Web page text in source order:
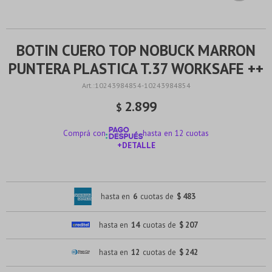
BOTIN CUERO TOP NOBUCK MARRON
PUNTERA PLASTICA T.37 WORKSAFE ++
10243984854-10243984854
$ 2.899
Comprá con
hasta en 12 cuotas
+DETALLE
hasta en 6 cuotas de $ 483
hasta en 14 cuotas de $ 207
hasta en 12 cuotas de $ 242